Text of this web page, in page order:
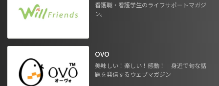
看護職・看護学生のライフサポートマガジ
ン。
OVO
美味しい！楽しい！感動！ 身近で旬な話
題を発信するウェブマガジン